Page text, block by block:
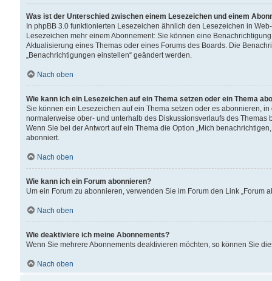
Was ist der Unterschied zwischen einem Lesezeichen und einem
In phpBB 3.0 funktionierten Lesezeichen ähnlich den Lesezeichen in
Lesezeichen mehr einem Abonnement: Sie können eine
Aktualisierung eines Themas oder eines Forums des Boards. Die
„Benachrichtigungen einstellen“ geändert werden.
Nach oben
Wie kann ich ein Lesezeichen auf ein Thema setzen oder ein Thema
Sie können ein Lesezeichen auf ein Thema setzen oder es abonnieren,
normalerweise ober- und unterhalb des Diskussionsverlaufs des Themas
Wenn Sie bei der Antwort auf ein Thema die Option „Mich
abonniert.
Nach oben
Wie kann ich ein Forum abonnieren?
Um ein Forum zu abonnieren, verwenden Sie im Forum den Link „Forum
Nach oben
Wie deaktiviere ich meine Abonnements?
Wenn Sie mehrere Abonnements deaktivieren möchten, so können Sie
Nach oben